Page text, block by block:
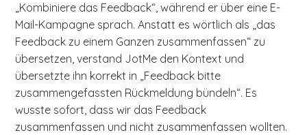
„Kombiniere das Feedback“, während er über eine E-
Mail-Kampagne sprach. Anstatt es wörtlich als „das
Feedback zu einem Ganzen zusammenfassen“ zu
übersetzen, verstand JotMe den Kontext und
übersetzte ihn korrekt in „Feedback bitte
zusammengefassten Rückmeldung bündeln“. Es
wusste sofort, dass wir das Feedback
zusammenfassen und nicht zusammenfassen wollten.